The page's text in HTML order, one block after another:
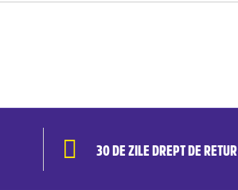
30 DE ZILE DREPT DE RETUR